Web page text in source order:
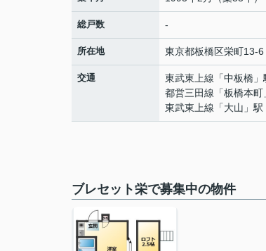
総戸数 -
所在地 東京都板橋区栄町13-6
交通 東武東上線 「中板橋
都営三田線 「板橋本町
東武東上線 「大山 」
ブレセット栄で募集中の物件